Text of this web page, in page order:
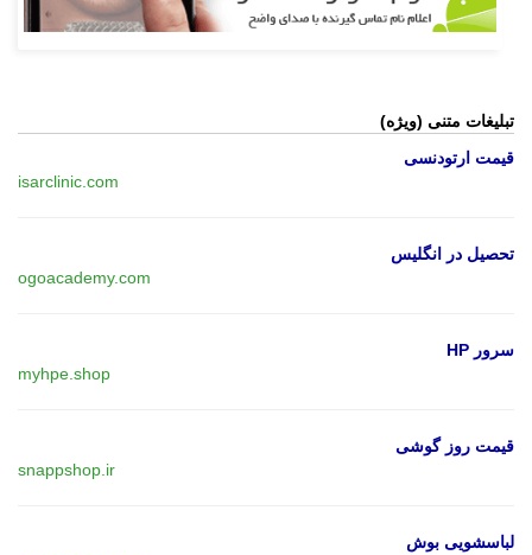
تبلیغات متنی (ویژه)
قیمت ارتودنسی
isarclinic.com
تحصیل در انگلیس
ogoacademy.com
سرور HP
myhpe.shop
قیمت روز گوشی
snappshop.ir
لباسشویی بوش